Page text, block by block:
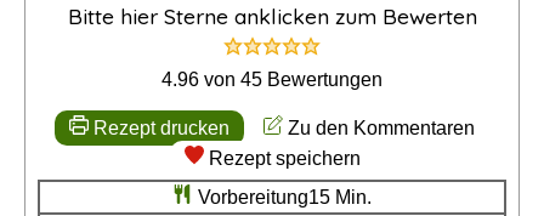
Bitte hier Sterne anklicken zum Bewerten
4.96 von 45 Bewertungen
Rezept drucken
Zu den Kommentaren
Rezept speichern
Vorbereitung15Minuten
Min.